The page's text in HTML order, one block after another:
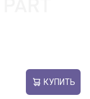
КУПИТЬ